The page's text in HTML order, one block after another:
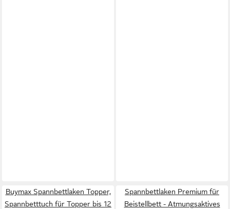
Buymax Spannbettlaken Topper,
Spannbetttuch für Topper bis 12
Spannbettlaken Premium für
Beistellbett - Atmungsaktives